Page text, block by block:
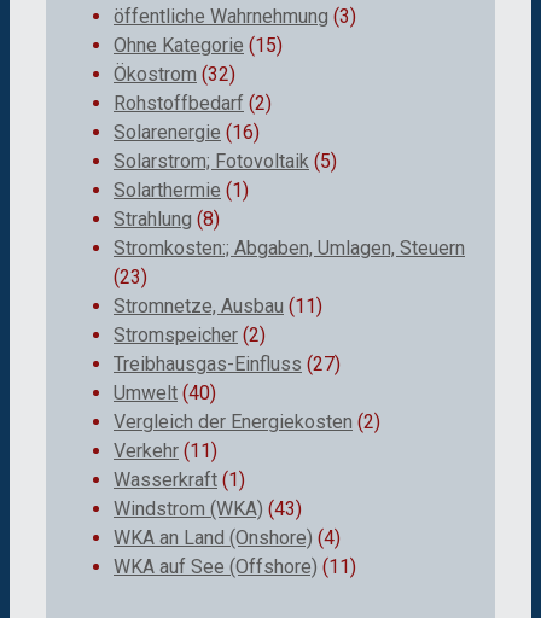
öffentliche Wahrnehmung (3)
Ohne Kategorie (15)
Ökostrom (32)
Rohstoffbedarf (2)
Solarenergie (16)
Solarstrom; Fotovoltaik (5)
Solarthermie (1)
Strahlung (8)
Stromkosten:; Abgaben, Umlagen, Steuern
(23)
Stromnetze, Ausbau (11)
Stromspeicher (2)
Treibhausgas-Einfluss (27)
Umwelt (40)
Vergleich der Energiekosten (2)
Verkehr (11)
Wasserkraft (1)
Windstrom (WKA) (43)
WKA an Land (Onshore) (4)
WKA auf See (Offshore) (11)